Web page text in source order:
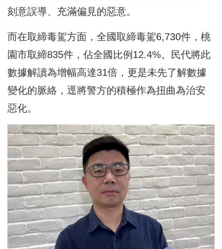
刻意誤導、充滿偏見的惡意。
而在取締毒駕方面，全國取締毒駕6,730件，桃
園市取締835件，佔全國比例12.4%。民代將此
數據解讀為增幅高達31倍，更是未先了解數據
變化的脈絡，逕將警方的積極作為扭曲為治安
惡化。